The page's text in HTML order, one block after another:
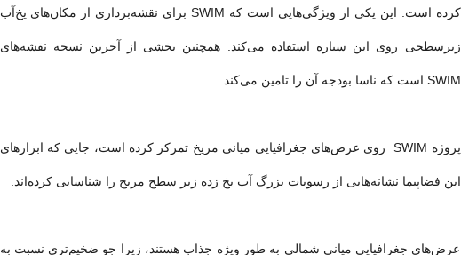
کرده است. این یکی از ویژگی‌هایی است که SWIM برای نقشه‌برداری از مکان‌های یخ‌آب
زیرسطحی روی این سیاره استفاده می‌کند. همچنین بخشی از آخرین نسخه نقشه‌های
SWIM است که ناسا بودجه آن را تامین می‌کند.
پروژه SWIM روی عرض‌های جغرافیایی میانی مریخ تمرکز کرده است، جایی که ابزارهای
این فضاپیما نشانه‌هایی از رسوبات بزرگ آب یخ زده زیر سطح مریخ را شناسایی کرده‌اند.
عرض‌های جغرافیایی میانی شمالی به طور ‌ویژه جذاب هستند، زیرا جو ضخیم‌تری نسبت به